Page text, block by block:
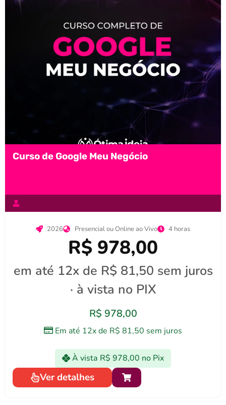
Curso de Google Meu Negócio
2026 Presencial ou Online ao Vivo 4 horas
R$ 978,00
em até 12x de R$ 81,50 sem juros
· à vista no PIX
R$ 978,00
Em até 12x de R$ 81,50 sem juros
À vista R$ 978,00 no Pix
Ver detalhes